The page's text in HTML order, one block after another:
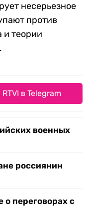
несерьезное
против
и теории
в Telegram
военных
россиянин
о переговорах с